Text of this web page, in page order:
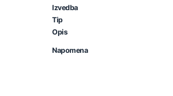
Izvedba
Tip
Opis
Napomena